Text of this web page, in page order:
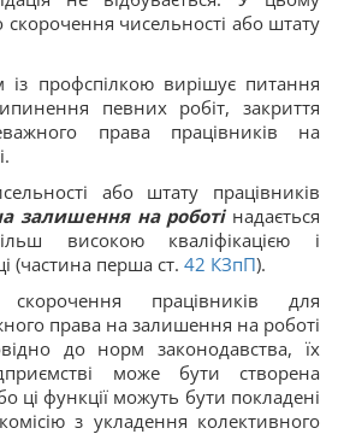
чисельності або штату
із профспілкою вирішує питання
певних робіт, закриття
права працівників на
або штату працівників
залишення на роботінадається
високою кваліфікацією і
(частина перша ст. 42 КЗпП).
працівників для
права на залишення на роботі
до норм законодавства, їх
може бути створена
ці функції можуть бути покладені
з укладення колективного